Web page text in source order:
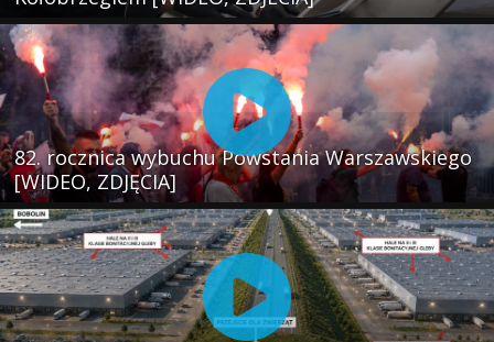
82. rocznica wybuchu Powstania Warszawskiego
[WIDEO, ZDJĘCIA]